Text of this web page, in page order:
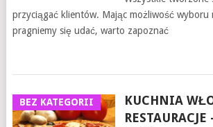
przyciągać klientów. Mając możliwość wyboru
pragniemy się udać, warto zapoznać
BEZ KATEGORII
KUCHNIA